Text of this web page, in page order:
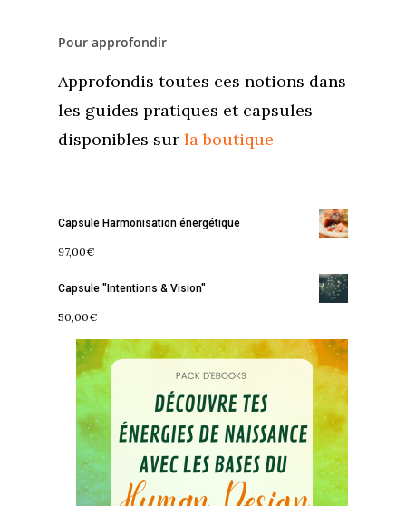
Pour approfondir
Approfondis toutes ces notions dans
les guides pratiques et capsules
disponibles sur la boutique
Capsule Harmonisation énergétique
97,00€
Capsule "Intentions & Vision"
50,00€
Accueil
Commence ici
Blog
Se découvrir
Podcast